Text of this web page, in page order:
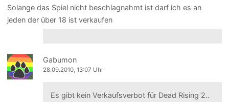
Solange das Spiel nicht beschlagnahmt ist darf ich es an
jeden der über 18 ist verkaufen
Gabumon
28.09.2010, 13:07 Uhr
Es gibt kein Verkaufsverbot für Dead Rising 2..